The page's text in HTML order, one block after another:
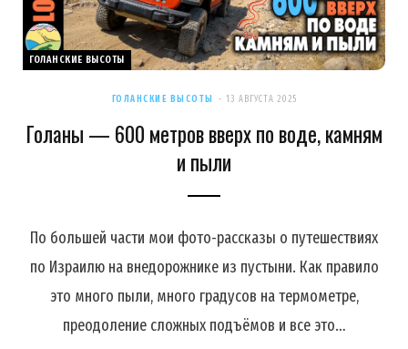
ГОЛАНСКИЕ ВЫСОТЫ
ГОЛАНСКИЕ ВЫСОТЫ 13 АВГУСТА 2025
Голаны — 600 метров вверх по воде, камням
и пыли
По большей части мои фото-рассказы о путешествиях
по Израилю на внедорожнике из пустыни. Как правило
это много пыли, много градусов на термометре,
преодоление сложных подъёмов и все это…